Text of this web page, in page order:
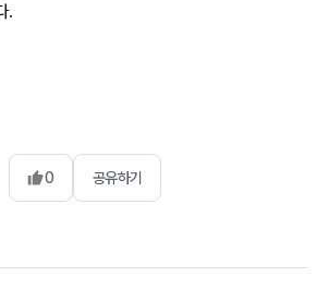
.
0 공유하기